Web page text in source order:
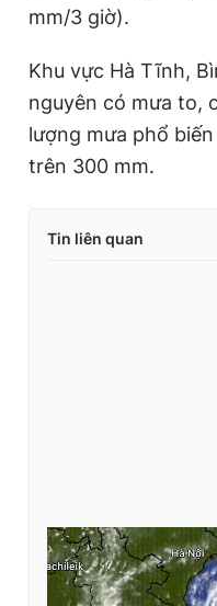
mm/3 giờ).
Khu vực Hà Tĩnh,
nguyên có mưa to,
lượng mưa phổ
trên 300 mm.
Tin liên quan